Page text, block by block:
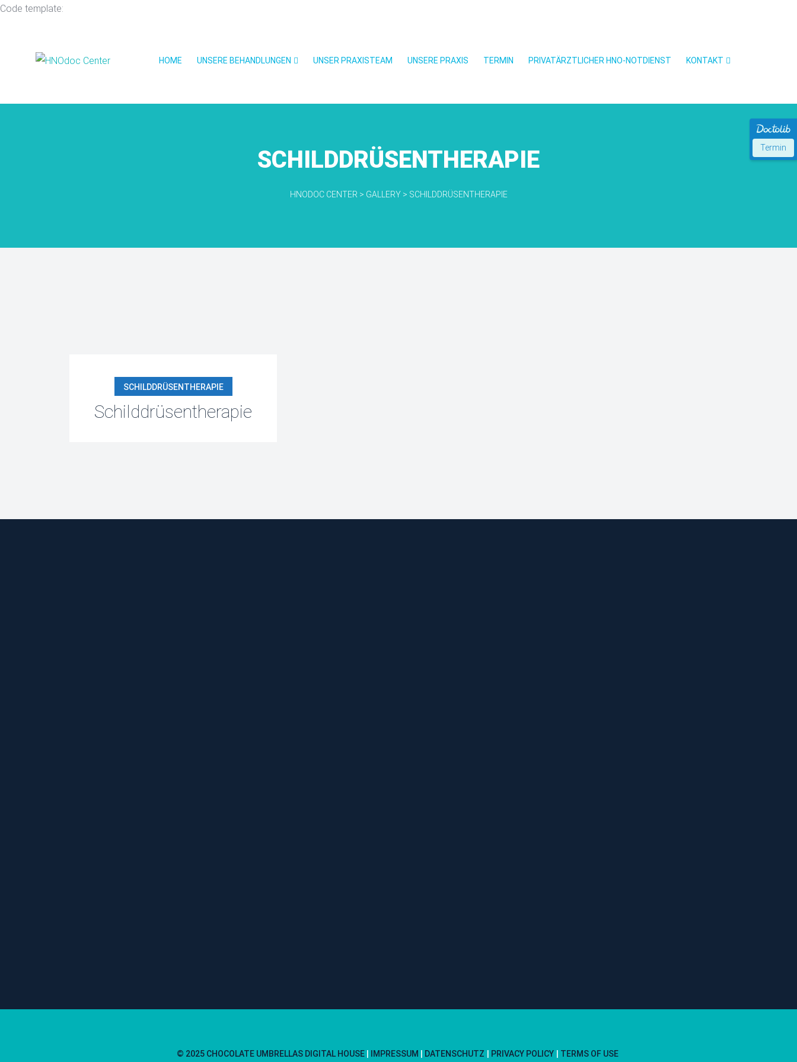
Code template:
Termin
HOME UNSERE BEHANDLUNGEN UNSER PRAXISTEAM UNSERE PRAXIS TERMIN PRIVATÄRZTLICHER HNO-NOTDIENST KONTAKT
SCHILDDRÜSENTHERAPIE
HNODOC CENTER > GALLERY> SCHILDDRÜSENTHERAPIE
SCHILDDRÜSENTHERAPIE
Schilddrüsentherapie
© 2025 CHOCOLATE UMBRELLAS DIGITAL HOUSE IMPRESSUM DATENSCHUTZ PRIVACY POLICY TERMS OF USE